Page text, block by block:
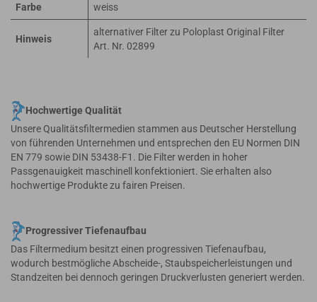
Farbe weiss
Hinweis
alternativer Filter zu Poloplast Original Filter
Art. Nr. 02899
Hochwertige Qualität
Unsere Qualitätsfiltermedien stammen aus Deutscher Herstellung
von führenden Unternehmen und entsprechen den EU Normen DIN
EN 779 sowie DIN 53438-F1. Die Filter werden in hoher
Passgenauigkeit maschinell konfektioniert. Sie erhalten also
hochwertige Produkte zu fairen Preisen.
Progressiver Tiefenaufbau
Das Filtermedium besitzt einen progressiven Tiefenaufbau,
wodurch bestmögliche Abscheide-, Staubspeicherleistungen und
Standzeiten bei dennoch geringen Druckverlusten generiert werden.